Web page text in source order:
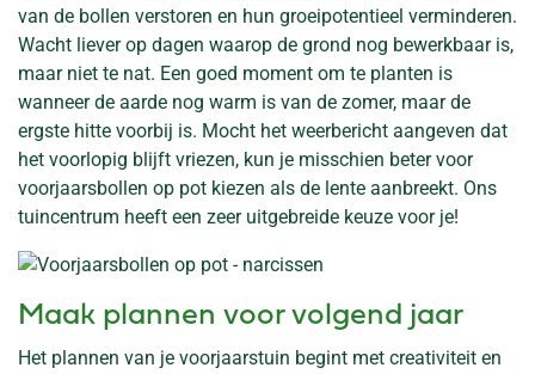
van de bollen verstoren en hun groeipotentieel verminderen.
Wacht liever op dagen waarop de grond nog bewerkbaar is,
maar niet te nat. Een goed moment om te planten is
wanneer de aarde nog warm is van de zomer, maar de
ergste hitte voorbij is. Mocht het weerbericht aangeven dat
het voorlopig blijft vriezen, kun je misschien beter voor
voorjaarsbollen op pot kiezen als de lente aanbreekt. Ons
tuincentrum heeft een zeer uitgebreide keuze voor je!
Maak plannen voor volgend jaar
Het plannen van je voorjaarstuin begint met creativiteit en